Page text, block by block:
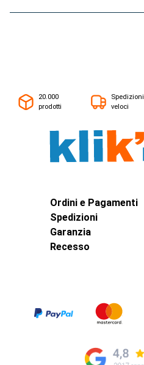
20.000
prodotti
Spedizioni
veloci
Ordini e Pagamenti
Spedizioni
Garanzia
Recesso